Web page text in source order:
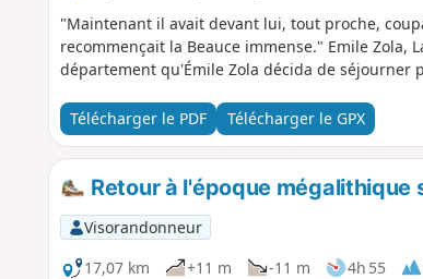
"Maintenant il avait devant lui, tout proche,
recommençait la Beauce immense." Emile Zola,
département qu'Émile Zola décida de séjourner
Télécharger le PDF Télécharger le GPX
Retour à l'époque mégalithique
Visorandonneur
17,07 km
+11 m -11 m 4h 55